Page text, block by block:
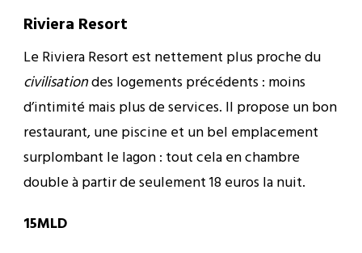
Riviera Resort
Le Riviera Resort est nettement plus proche du
civilisationdes logements précédents : moins
d’intimité mais plus de services. Il propose un bon
restaurant, une piscine et un bel emplacement
surplombant le lagon : tout cela en chambre
double à partir de seulement 18 euros la nuit.
15MLD